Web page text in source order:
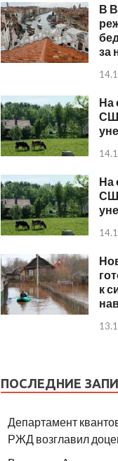
В
за
На
На
к
ПОСЛЕДНИЕ
Департамент
РЖД возглавил